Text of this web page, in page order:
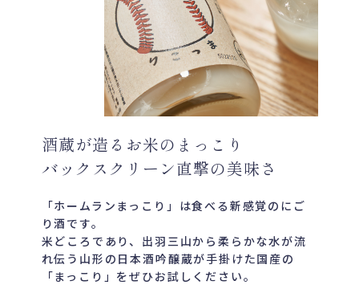
酒蔵が造るお米のまっこり
バックスクリーン直撃の美味さ
「ホームランまっこり」は食べる新感覚のにご
り酒です。
米どころであり、出羽三山から柔らかな水が流
れ伝う山形の日本酒吟醸蔵が手掛けた国産の
「まっこり」をぜひお試しください。